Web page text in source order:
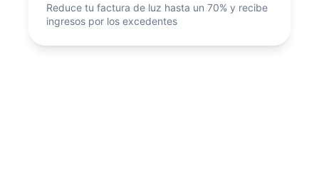
Reduce tu factura de luz hasta un 70% y recibe
ingresos por los excedentes